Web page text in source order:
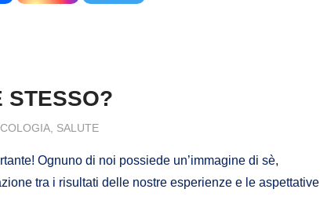
STESSO?
, SALUTE
Ognuno di noi possiede un’immagine di sè,
tra i risultati delle nostre esperienze e le aspettative